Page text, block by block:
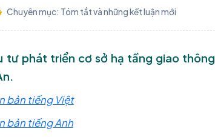
Chuyên mục: Tóm tắt và những kết luận mới
tư phát triển cơ sở hạ tầng giao thông
bản tiếng Việt
bản tiếng Anh